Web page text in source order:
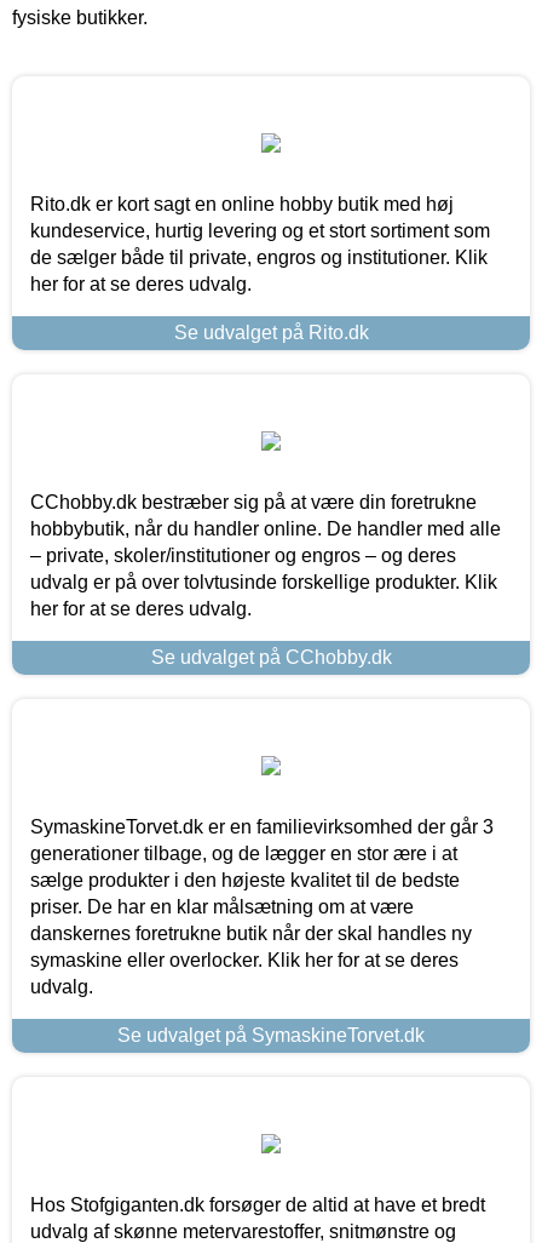
fysiske butikker.
Rito.dk er kort sagt en online hobby butik med høj
kundeservice, hurtig levering og et stort sortiment som
de sælger både til private, engros og institutioner. Klik
her for at se deres udvalg.
Se udvalget på Rito.dk
CChobby.dk bestræber sig på at være din foretrukne
hobbybutik, når du handler online. De handler med alle
– private, skoler/institutioner og engros – og deres
udvalg er på over tolvtusinde forskellige produkter. Klik
her for at se deres udvalg.
Se udvalget på CChobby.dk
SymaskineTorvet.dk er en familievirksomhed der går 3
generationer tilbage, og de lægger en stor ære i at
sælge produkter i den højeste kvalitet til de bedste
priser. De har en klar målsætning om at være
danskernes foretrukne butik når der skal handles ny
symaskine eller overlocker. Klik her for at se deres
udvalg.
Se udvalget på SymaskineTorvet.dk
Hos Stofgiganten.dk forsøger de altid at have et bredt
udvalg af skønne metervarestoffer, snitmønstre og